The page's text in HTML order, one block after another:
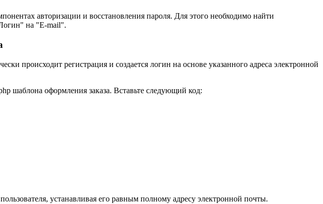
авторизации и восстановления пароля. Для этого необходимо найти
на "E-mail".
происходит регистрация и создается логин на основе указанного адреса электронной
шаблона оформления заказа. Вставьте следующий код:
устанавливая его равным полному адресу электронной почты.